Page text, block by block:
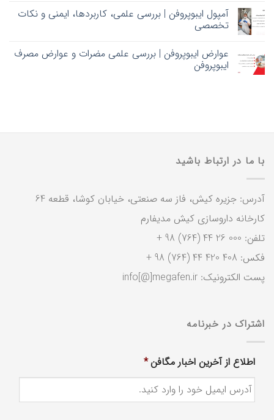
آمپول ایبوپروفن | بررسی علمی، کاربردها، ایمنی و نکات
تخصصی
عوارض ایبوپروفن | بررسی علمی مضرات و عوارض مصرف
ایبوپروفن
با ما در ارتباط باشید
آدرس: جزیره کیش، فاز سه صنعتی، خیابان کوشا، قطعه 64
کارخانه داروسازی کیش مدیفارم
تلفن: 000 26 44 (764) 98 +
فکس: 408 420 44 (764) 98 +
پست الکترونیک: info[@]megafen.ir
اشتراک در خبرنامه
اطلاع از آخرین اخبار مگافن*